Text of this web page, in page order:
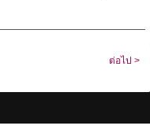
ต่อไป >